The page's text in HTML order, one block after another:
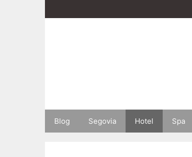
Blog Segovia Hotel Spa